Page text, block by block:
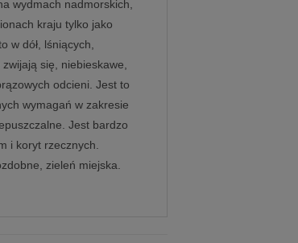
wydmach nadmorskich,
kraju tylko jako
w dół, lśniących,
się, niebieskawe,
odcieni. Jest to
wymagań w zakresie
Jest bardzo
i koryt rzecznych.
zieleń miejska.